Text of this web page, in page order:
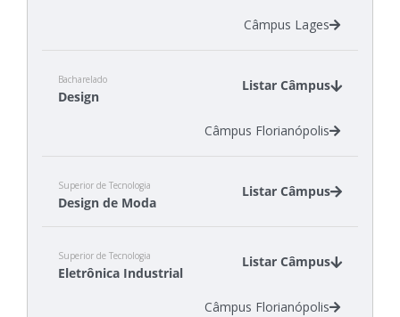
Câmpus Tubarão
Câmpus Lages
Bacharelado
Design
Listar Câmpus
Câmpus Florianópolis
Superior de Tecnologia
Design de Moda
Listar Câmpus
Câmpus Gaspar
Câmpus Jaraguá do Sul - Centro
Superior de Tecnologia
Eletrônica Industrial
Listar Câmpus
Câmpus Florianópolis